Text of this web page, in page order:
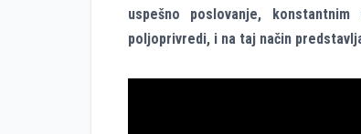
uspešno poslovanje,
poljoprivredi, i na taj način